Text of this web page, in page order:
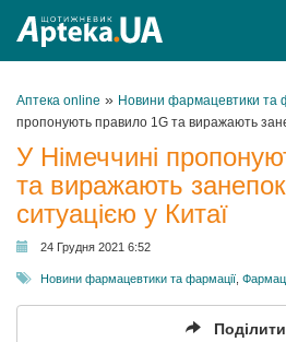
Аптека online » Новини фармацевтики та
пропонують правило 1G та виражають
У Німеччині
та виражають
ситуацією у Китаї
24 Грудня 2021 6:52
Новини фармацевтики та фармації